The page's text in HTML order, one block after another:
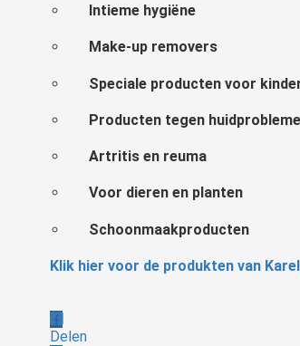
Intieme hygiëne
Make-up removers
Speciale producten voor
Producten tegen
Artritis en reuma
Voor dieren en planten
Schoonmaakproducten
Klik hier voor de produkten van
Delen